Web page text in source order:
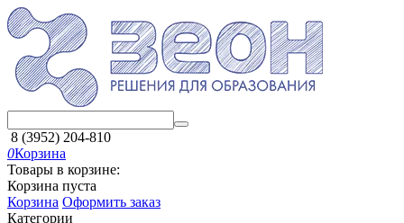
8 (3952) 204-810
0Корзина
Товары в корзине:
Корзина пуста
Корзина Оформить заказ
Категории